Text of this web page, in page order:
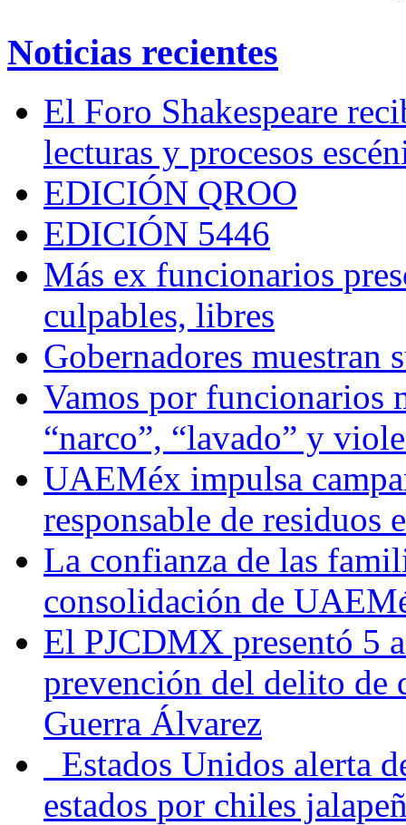
Noticias recientes
El Foro Shakespeare
lecturas y procesos
EDICIÓN QROO
EDICIÓN 5446
Más ex funcionarios
culpables, libres
Gobernadores muestran
Vamos por funcionarios
“narco”, “lavado” y
UAEMéx impulsa
responsable de residuos
La confianza de las
consolidación de
El PJCDMX presentó 5
prevención del delito de
Guerra Álvarez
Estados Unidos alerta
estados por chiles